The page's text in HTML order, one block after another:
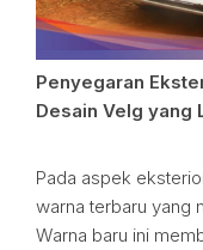
Penyegaran
Desain Velg yang
Pada aspek
warna terbaru yang
Warna baru ini